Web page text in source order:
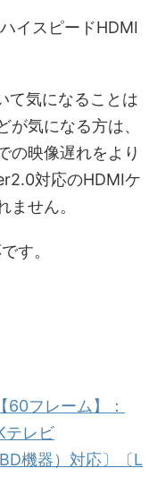
イスピードHDMI
て気になることは
が気になる方は、
の映像遅れをより
対応のHDMIケ
せん。
す。
フレーム】：
テレビ
機器）対応〕〔L